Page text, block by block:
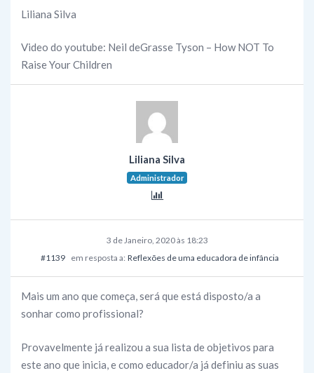
Liliana Silva
Video do youtube: Neil deGrasse Tyson – How NOT To
Raise Your Children
Liliana Silva
Administrador
3 de Janeiro, 2020 às 18:23
#1139 em resposta a: Reflexões de uma educadora de infância
Mais um ano que começa, será que está disposto/a a
sonhar como profissional?
Provavelmente já realizou a sua lista de objetivos para
este ano que inicia, e como educador/a já definiu as suas